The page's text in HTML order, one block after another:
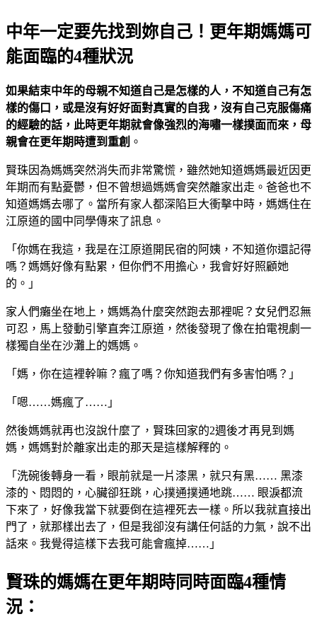
中年一定要先找到妳自己！更年期媽媽可
能面臨的4種狀況
如果結束中年的母親不知道自己是怎樣的人，不知道自己有怎
樣的傷口，或是沒有好好面對真實的自我，沒有自己克服傷痛
的經驗的話，此時更年期就會像強烈的海嘯一樣撲面而來，母
親會在更年期時遭到重創 。
賢珠因為媽媽突然消失而非常驚慌，雖然她知道媽媽最近因更
年期而有點憂鬱，但不曾想過媽媽會突然離家出走。爸爸也不
知道媽媽去哪了。當所有家人都深陷巨大衝擊中時，媽媽住在
江原道的國中同學傳來了訊息。
「你媽在我這，我是在江原道開民宿的阿姨，不知道你還記得
嗎？媽媽好像有點累，但你們不用擔心，我會好好照顧她
的。」
家人們癱坐在地上，媽媽為什麼突然跑去那裡呢？女兒們忍無
可忍，馬上發動引擎直奔江原道，然後發現了像在拍電視劇一
樣獨自坐在沙灘上的媽媽。
「媽，你在這裡幹嘛？瘋了嗎？你知道我們有多害怕嗎？」
「嗯……媽瘋了……」
然後媽媽就再也沒說什麼了，賢珠回家的2週後才再見到媽
媽，媽媽對於離家出走的那天是這樣解釋的。
「洗碗後轉身一看，眼前就是一片漆黑，就只有黑…… 黑漆
漆的、悶悶的，心臟卻狂跳，心撲通撲通地跳…… 眼淚都流
下來了，好像我當下就要倒在這裡死去一樣。所以我就直接出
門了，就那樣出去了，但是我卻沒有講任何話的力氣，說不出
話來。我覺得這樣下去我可能會瘋掉……」
賢珠的媽媽在更年期時同時面臨4種情
況：